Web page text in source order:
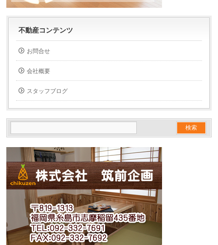
不動産コンテンツ
お問合せ
会社概要
スタッフブログ